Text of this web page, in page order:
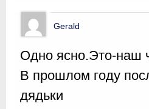
Gerald
Одно ясно.Это-наш
В прошлом году
дядьки